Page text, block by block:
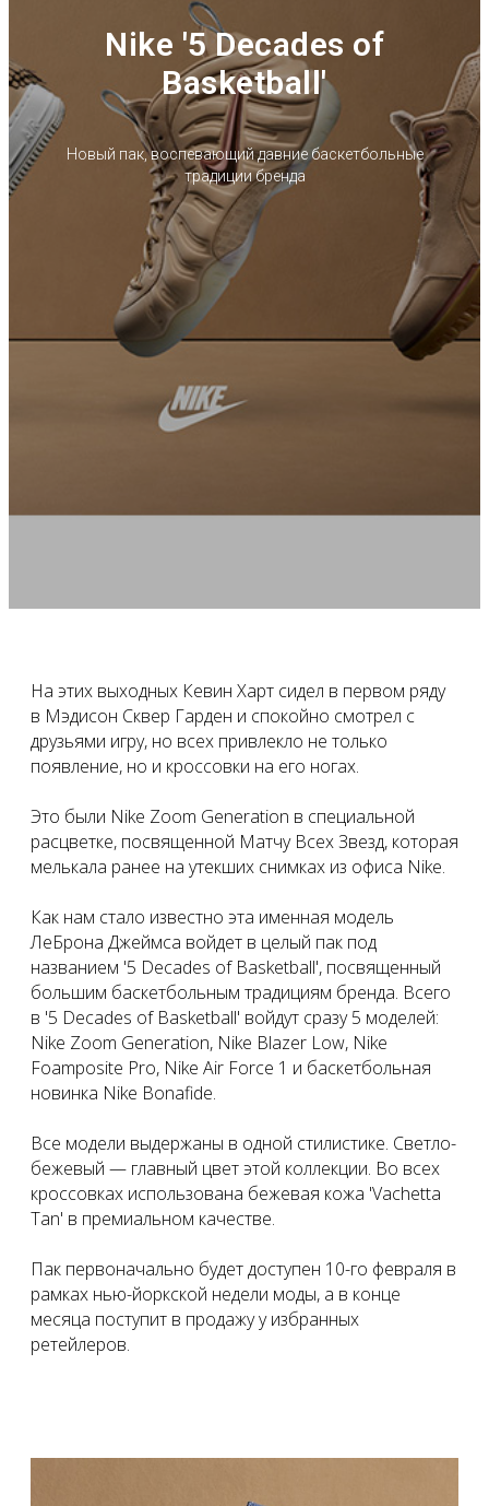
Nike '5 Decades of
Basketball'
Новый пак, воспевающий давние баскетбольные
традиции бренда
На этих выходных Кевин Харт сидел в первом ряду
в Мэдисон Сквер Гарден и спокойно смотрел с
друзьями игру, но всех привлекло не только
появление, но и кроссовки на его ногах.
Это были Nike Zoom Generation в специальной
расцветке, посвященной Матчу Всех Звезд, которая
мелькала ранее на утекших снимках из офиса Nike.
Как нам стало известно эта именная модель
ЛеБрона Джеймса войдет в целый пак под
названием '5 Decades of Basketball', посвященный
большим баскетбольным традициям бренда. Всего
в '5 Decades of Basketball' войдут сразу 5 моделей:
Nike Zoom Generation, Nike Blazer Low, Nike
Foamposite Pro, Nike Air Force 1 и баскетбольная
новинка Nike Bonafide.
Все модели выдержаны в одной стилистике. Светло-
бежевый — главный цвет этой коллекции. Во всех
кроссовках использована бежевая кожа 'Vachetta
Tan' в премиальном качестве.
Пак первоначально будет доступен 10-го февраля в
рамках нью-йоркской недели моды, а в конце
месяца поступит в продажу у избранных
ретейлеров.